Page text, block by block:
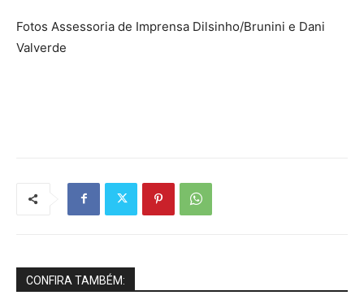
Fotos Assessoria de Imprensa Dilsinho/Brunini e Dani
Valverde
CONFIRA TAMBÉM: